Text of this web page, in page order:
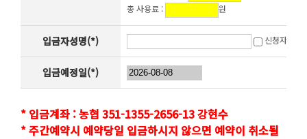
총 사용료 :
원
입금자성명(*) 신청자와 동
입금예정일(*)
* 입금계좌 : 농협 351-1355-2656-13 강현수
* 주간예약시 예약당일 입금하시지 않으면 예약이 취소될